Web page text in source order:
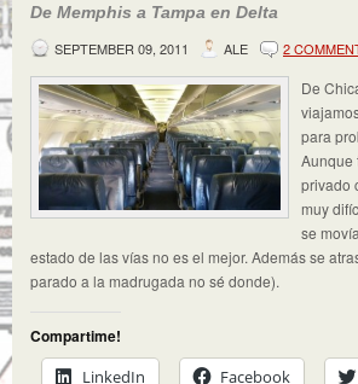
De Memphis a Tampa en Delta
SEPTEMBER 09, 2011
ALE 2
De
para
Aunque
privado
muy
se
estado de las vías no es el mejor. Además se
parado a la madrugada no sé donde).
Compartime!
LinkedIn
Facebook